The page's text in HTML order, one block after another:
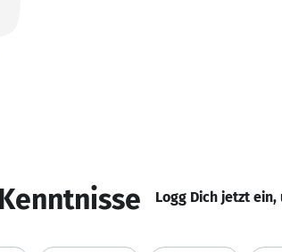
Logg Dich jetzt